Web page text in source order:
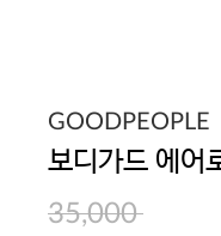
GOODPEOPLE
35,000